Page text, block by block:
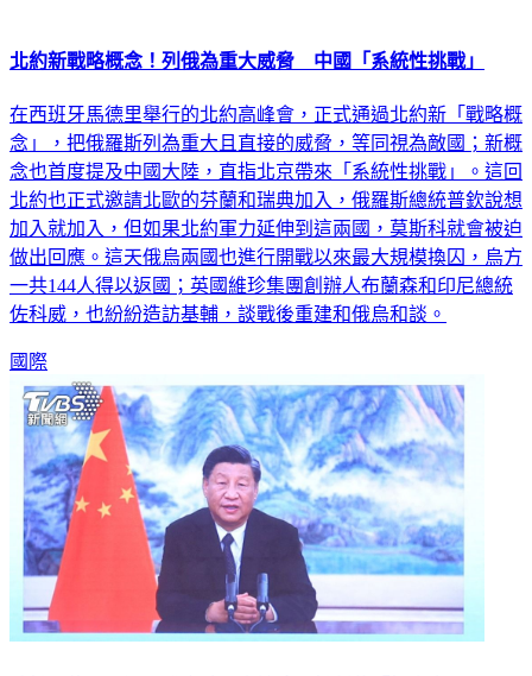
北約新戰略概念！列俄為重大威脅 中國「系統性挑戰」
在西班牙馬德里舉行的北約高峰會，正式通過北約新「戰略概
念」，把俄羅斯列為重大且直接的威脅，等同視為敵國；新概
念也首度提及中國大陸，直指北京帶來「系統性挑戰」。這回
北約也正式邀請北歐的芬蘭和瑞典加入，俄羅斯總統普欽說想
加入就加入，但如果北約軍力延伸到這兩國，莫斯科就會被迫
做出回應。這天俄烏兩國也進行開戰以來最大規模換囚，烏方
一共144人得以返國；英國維珍集團創辦人布蘭森和印尼總統
佐科威，也紛紛造訪基輔，談戰後重建和俄烏和談。
國際